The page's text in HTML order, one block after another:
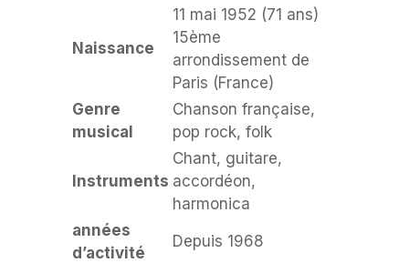
Naissance
11 mai 1952 (71 ans)
15ème
arrondissement de
Paris (France)
Genre
musical
Chanson française,
pop rock, folk
Instruments
Chant, guitare,
accordéon,
harmonica
années
d’activité
Depuis 1968